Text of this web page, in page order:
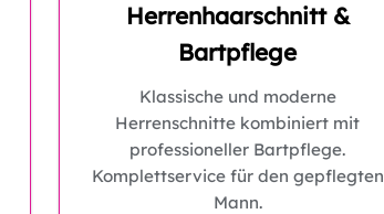
Herrenhaarschnitt &
Bartpflege
Klassische und moderne
Herrenschnitte kombiniert mit
professioneller Bartpflege.
Komplettservice für den gepflegten
Mann.